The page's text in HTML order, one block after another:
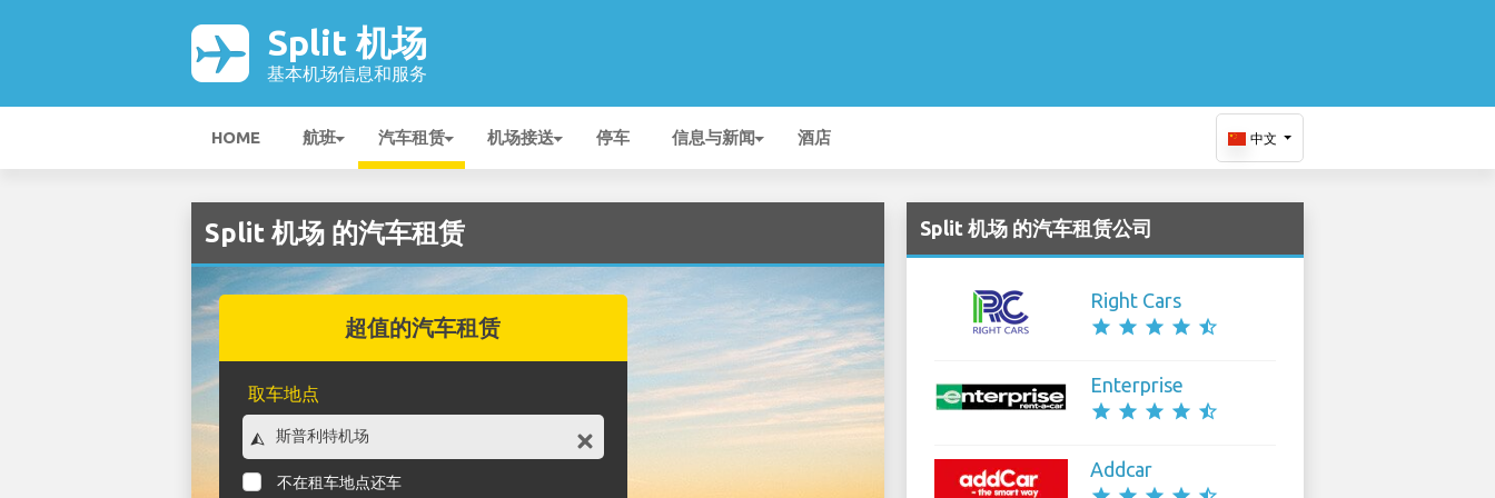
Split 机场
基本机场信息和服务
HOME 航班 汽车租赁 机场接送 停车 信息与新闻 酒店 中文
Split 机场 的汽车租赁
超值的汽车租赁
取车地点
不在租车地点还车
Split 机场 的汽车租赁公司
Right Cars
star star star star star_half
Enterprise
star star star star star_half
Addcar